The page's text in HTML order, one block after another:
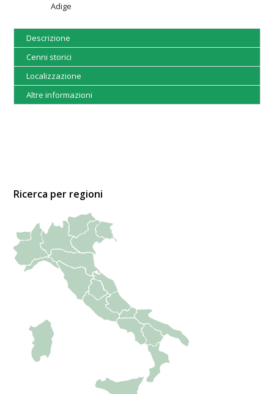
Adige
Descrizione
Cenni storici
Localizzazione
Altre informazioni
Ricerca per regioni